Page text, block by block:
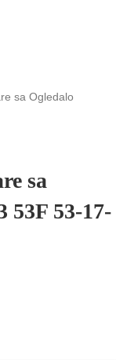
sa Ogledalo
sa
53F 53-17-